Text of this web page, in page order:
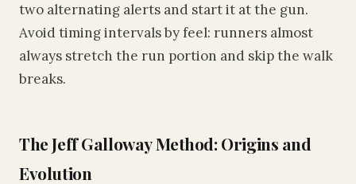
two alternating alerts and start it at the gun.
Avoid timing intervals by feel: runners almost
always stretch the run portion and skip the walk
breaks.
The Jeff Galloway Method: Origins and
Evolution